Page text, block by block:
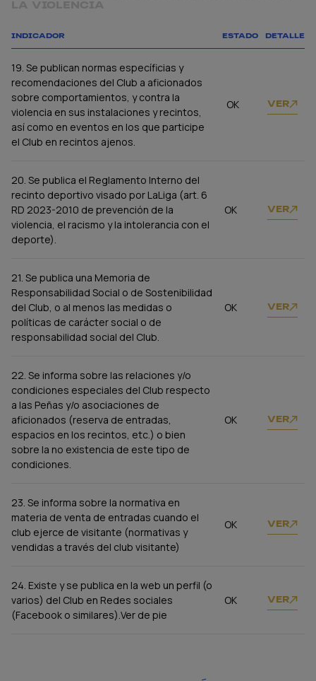
INDICADOR ESTADO DETALLE
19. Se publican normas específicias y
recomendaciones del Club a aficionados
sobre comportamientos, y contra la
violencia en sus instalaciones y recintos,
así como en eventos en los que participe
el Club en recintos ajenos.
OK VER
20. Se publica el Reglamento Interno del
recinto deportivo visado por LaLiga (art. 6
RD 2023-2010 de prevención de la
violencia, el racismo y la intolerancia con el
deporte).
OK VER
21. Se publica una Memoria de
Responsabilidad Social o de Sostenibilidad
del Club, o al menos las medidas o
políticas de carácter social o de
responsabilidad social del Club.
OK VER
22. Se informa sobre las relaciones y/o
condiciones especiales del Club respecto
a las Peñas y/o asociaciones de
aficionados (reserva de entradas,
espacios en los recintos, etc.) o bien
sobre la no existencia de este tipo de
condiciones.
OK VER
23. Se informa sobre la normativa en
materia de venta de entradas cuando el
club ejerce de visitante (normativas y
vendidas a través del club visitante)
OK VER
24. Existe y se publica en la web un perfil (o
varios) del Club en Redes sociales
(Facebook o similares).Ver de pie
OK VER